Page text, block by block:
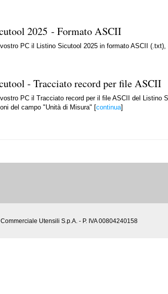
2025 - Formato ASCII
PC il Listino Sicutool 2025 in formato ASCII (.txt),
- Tracciato record per file ASCII
PC il Tracciato record per il file ASCII del Listino
del campo "Unità di Misura" [continua]
Utensili S.p.A. - P. IVA 00804240158